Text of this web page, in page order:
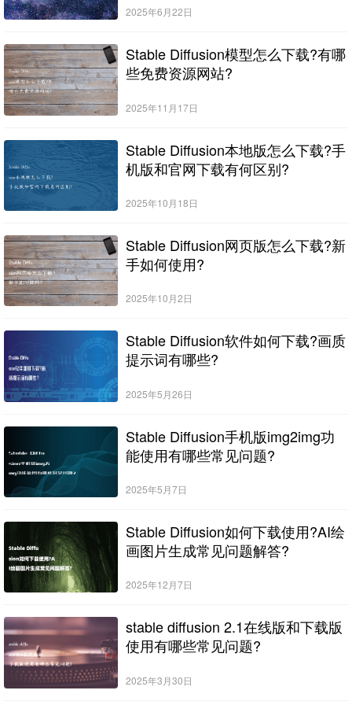
2025年6月22日
Stable Diffusion模型怎么下载?有哪
些免费资源网站?
2025年11月17日
Stable Diffusion本地版怎么下载?手
机版和官网下载有何区别?
2025年10月18日
Stable Diffusion网页版怎么下载?新
手如何使用?
2025年10月2日
Stable Diffusion软件如何下载?画质
提示词有哪些?
2025年5月26日
Stable Diffusion手机版img2img功
能使用有哪些常见问题?
2025年5月7日
Stable Diffusion如何下载使用?AI绘
画图片生成常见问题解答?
2025年12月7日
stable diffusion 2.1在线版和下载版
使用有哪些常见问题?
2025年3月30日